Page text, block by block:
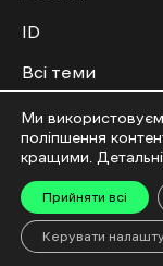
ID
Всі теми
Публічний
Мультимедіа
Відео
Фото
Ми
поліпшення
кращими.
Прийняти всі
Керувати